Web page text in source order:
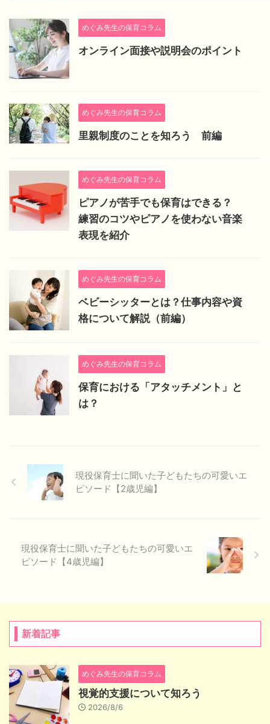
めぐみ先生の保育コラム
オンライン面接や説明会のポイント
めぐみ先生の保育コラム
里親制度のことを知ろう 前編
めぐみ先生の保育コラム
ピアノが苦手でも保育はできる？
練習のコツやピアノを使わない音楽
表現を紹介
めぐみ先生の保育コラム
ベビーシッターとは？仕事内容や資
格について解説（前編）
めぐみ先生の保育コラム
保育における「アタッチメント」と
は？
現役保育士に聞いた子どもたちの可愛いエ
ピソード【2歳児編】
現役保育士に聞いた子どもたちの可愛いエ
ピソード【4歳児編】
新着記事
めぐみ先生の保育コラム
視覚的支援について知ろう
2026/8/6